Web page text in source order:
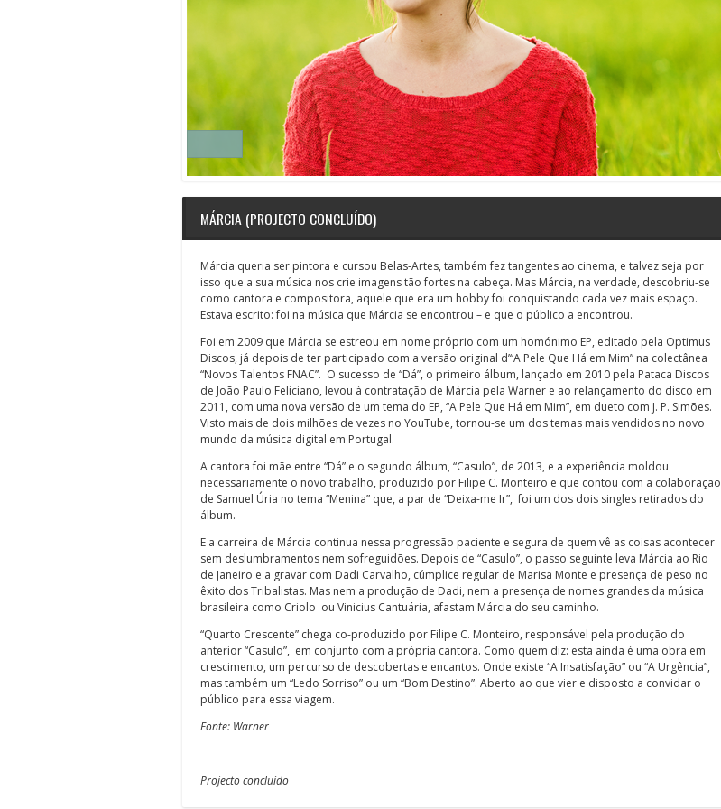
MÁRCIA (PROJECTO CONCLUÍDO)
Márcia queria ser pintora e cursou Belas-Artes, também fez tangentes ao cinema, e talvez seja por
isso que a sua música nos crie imagens tão fortes na cabeça. Mas Márcia, na verdade, descobriu-se
como cantora e compositora, aquele que era um hobby foi conquistando cada vez mais espaço.
Estava escrito: foi na música que Márcia se encontrou – e que o público a encontrou.
Foi em 2009 que Márcia se estreou em nome próprio com um homónimo EP, editado pela Optimus
Discos, já depois de ter participado com a versão original d’“A Pele Que Há em Mim” na colectânea
“Novos Talentos FNAC”. O sucesso de “Dá”, o primeiro álbum, lançado em 2010 pela Pataca Discos
de João Paulo Feliciano, levou à contratação de Márcia pela Warner e ao relançamento do disco em
2011, com uma nova versão de um tema do EP, “A Pele Que Há em Mim”, em dueto com J. P. Simões.
Visto mais de dois milhões de vezes no YouTube, tornou-se um dos temas mais vendidos no novo
mundo da música digital em Portugal.
A cantora foi mãe entre “Dá” e o segundo álbum, “Casulo”, de 2013, e a experiência moldou
necessariamente o novo trabalho, produzido por Filipe C. Monteiro e que contou com a colaboração
de Samuel Úria no tema “Menina” que, a par de “Deixa-me Ir”, foi um dos dois singles retirados do
álbum.
E a carreira de Márcia continua nessa progressão paciente e segura de quem vê as coisas acontecer
sem deslumbramentos nem sofreguidões. Depois de “Casulo”, o passo seguinte leva Márcia ao Rio
de Janeiro e a gravar com Dadi Carvalho, cúmplice regular de Marisa Monte e presença de peso no
êxito dos Tribalistas. Mas nem a produção de Dadi, nem a presença de nomes grandes da música
brasileira como Criolo ou Vinicius Cantuária, afastam Márcia do seu caminho.
“Quarto Crescente” chega co-produzido por Filipe C. Monteiro, responsável pela produção do
anterior “Casulo”, em conjunto com a própria cantora. Como quem diz: esta ainda é uma obra em
crescimento, um percurso de descobertas e encantos. Onde existe “A Insatisfação” ou “A Urgência”,
mas também um “Ledo Sorriso” ou um “Bom Destino”. Aberto ao que vier e disposto a convidar o
público para essa viagem.
Fonte: Warner
Projecto concluído